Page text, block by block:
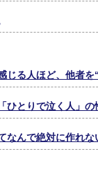
じる人ほど、他者
ひとりで泣く人」
なんで絶対に作れな